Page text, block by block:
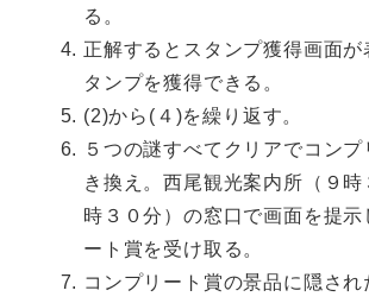
る。
正解するとスタンプ獲得画面が
タンプを獲得できる。
(2)から(４)を繰り返す。
５つの謎すべてクリアでコンプ
き換え。西尾観光案内所（９時
時３０分）の窓口で画面を提示
ート賞を受け取る。
コンプリート賞の景品に隠され